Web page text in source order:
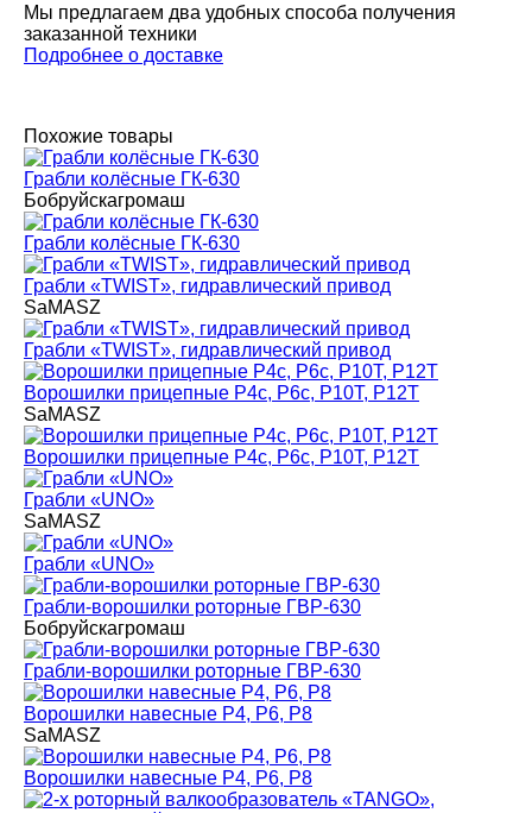
Мы предлагаем два удобных способа получения
заказанной техники
Подробнее о доставке
Похожие товары
Грабли колёсные ГК-630
Бобруйскагромаш
Грабли колёсные ГК-630
Грабли «TWIST», гидравлический привод
SaMASZ
Грабли «TWIST», гидравлический привод
Ворошилки прицепные P4с, P6с, P10T, P12T
SaMASZ
Ворошилки прицепные P4с, P6с, P10T, P12T
Грабли «UNO»
SaMASZ
Грабли «UNO»
Грабли-ворошилки роторные ГВР-630
Бобруйскагромаш
Грабли-ворошилки роторные ГВР-630
Ворошилки навесные P4, P6, P8
SaMASZ
Ворошилки навесные P4, P6, P8